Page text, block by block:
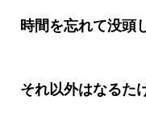
時間を忘れて没頭
それ以外はなるた